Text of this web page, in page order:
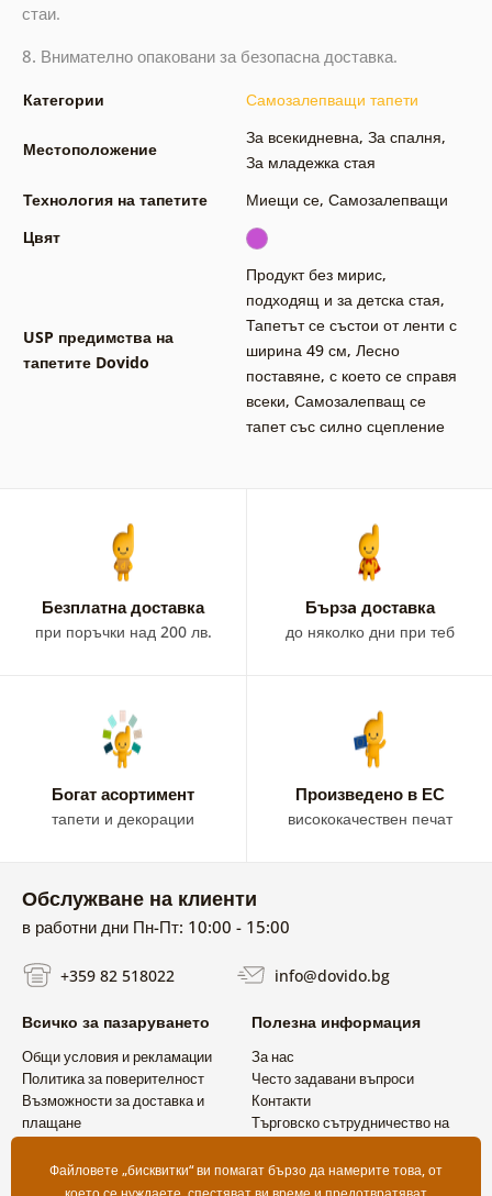
стаи.
8. Внимателно опаковани за безопасна доставка.
Категории Самозалепващи тапети
Местоположение
За всекидневна, За спалня,
За младежка стая
Технология на тапетите
Миещи се, Самозалепващи
Цвят
USP предимства на
тапетите Dovido
Продукт без мирис,
подходящ и за детска стая,
Тапетът се състои от ленти с
ширина 49 см, Лесно
поставяне, с което се справя
всеки, Самозалепващ се
тапет със силно сцепление
Безплатна доставка
при поръчки над 200 лв.
Бързa доставка
до няколко дни при теб
Богат асортимент
тапети и декорации
Произведено в ЕС
висококачествен печат
Обслужване на клиенти
в работни дни Пн-Пт: 10:00 - 15:00
+359 82 518022 info@dovido.bg
Всичко за пазаруването
Общи условия и рекламации
Политика за поверителност
Възможности за доставка и
плащане
Полезна информация
За нас
Често задавани въпроси
Контакти
Търговско сътрудничество на
Файловете „бисквитки“ ви помагат бързо да намерите това, от